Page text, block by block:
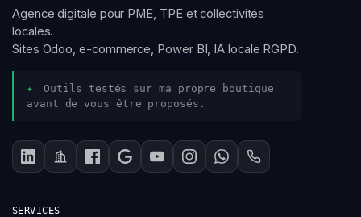
Agence digitale pour PME, TPE et collectivités
locales.
Sites Odoo, e-commerce, Power BI, IA locale RGPD.
✦
Outils testés sur ma propre boutique
avant de vous être proposés.
SERVICES